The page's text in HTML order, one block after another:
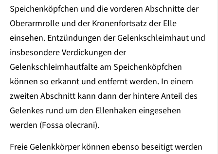
Speichenköpfchen und die vorderen Abschnitte der
Oberarmrolle und der Kronenfortsatz der Elle
einsehen. Entzündungen der Gelenkschleimhaut und
insbesondere Verdickungen der
Gelenkschleimhautfalte am Speichenköpfchen
können so erkannt und entfernt werden. In einem
zweiten Abschnitt kann dann der hintere Anteil des
Gelenkes rund um den Ellenhaken eingesehen
werden (Fossa olecrani).
Freie Gelenkkörper können ebenso beseitigt werden